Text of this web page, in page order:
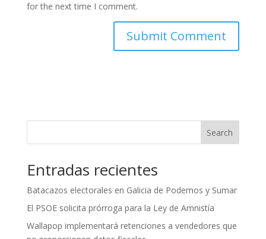
for the next time I comment.
Search
Entradas recientes
Batacazos electorales en Galicia de Podemos y Sumar
El PSOE solicita prórroga para la Ley de Amnistía
Wallapop implementará retenciones a vendedores que